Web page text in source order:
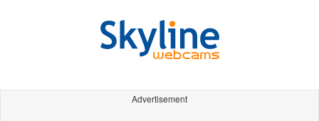
Advertisement